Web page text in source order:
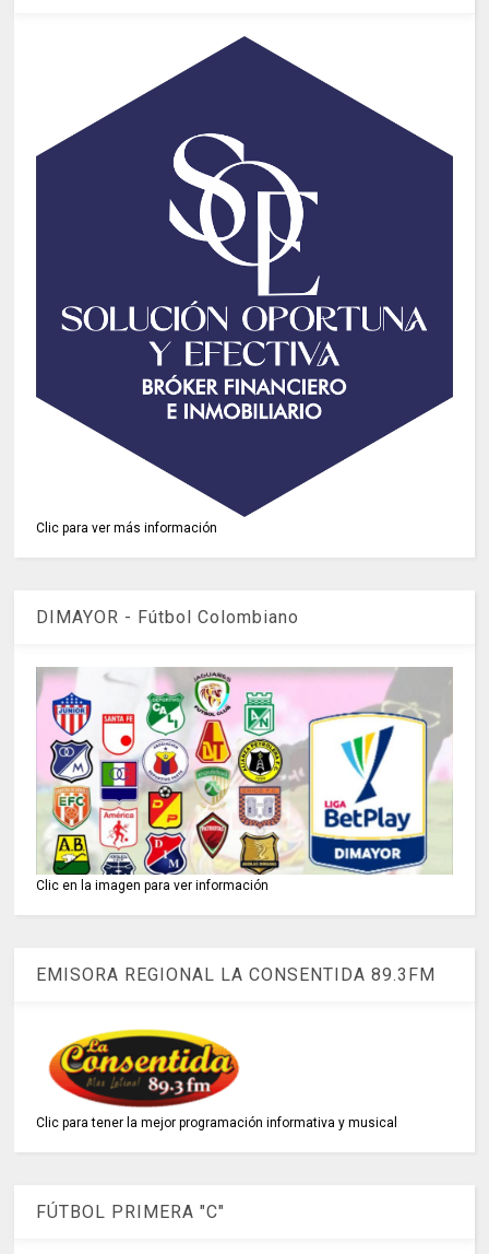
Clic para ver más información
DIMAYOR - Fútbol Colombiano
Clic en la imagen para ver información
EMISORA REGIONAL LA CONSENTIDA 89.3FM
Clic para tener la mejor programación informativa y musical
FÚTBOL PRIMERA "C"